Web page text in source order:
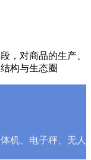
，对商品的生产、
构与生态圈
机、电子秤、无人